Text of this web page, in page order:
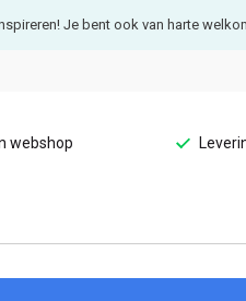
Je bent ook van harte
webshop